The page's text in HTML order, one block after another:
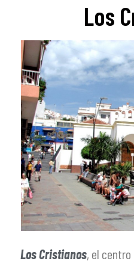
Los
Los Cristianos, el centro